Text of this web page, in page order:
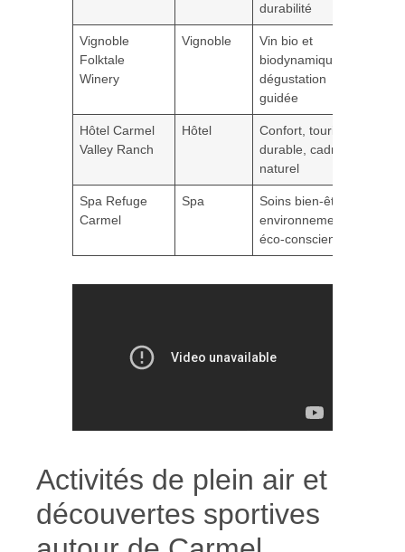
durabilité
Vignoble
Folktale
Winery
Vignoble
Vin bio et
biodynamique,
dégustation
guidée
Hôtel Carmel
Valley Ranch
Hôtel
Confort, tourisme
durable, cadre
naturel
Spa Refuge
Carmel
Spa
Soins bien-être,
environnement
éco-conscient
Activités de plein air et
découvertes sportives